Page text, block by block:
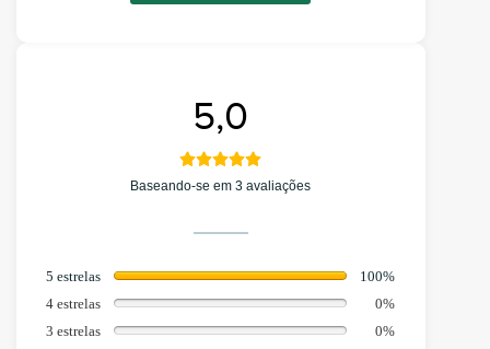
5,0
Baseando-se em 3 avaliações
5 estrelas
100%
4 estrelas
0%
3 estrelas
0%